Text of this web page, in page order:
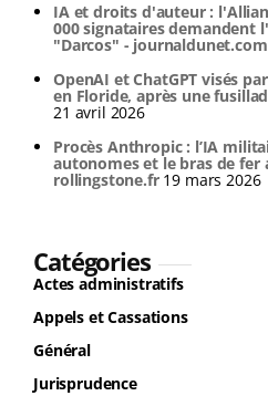
IA et droits d'auteur :
000 signataires demandent
"Darcos" - journaldunet.com
OpenAI et ChatGPT visés
en Floride, après une
21 avril 2026
Procès Anthropic : l’IA
autonomes et le bras de fer
rollingstone.fr 19 mars 2026
Catégories
Actes administratifs
Appels et Cassations
Général
Jurisprudence